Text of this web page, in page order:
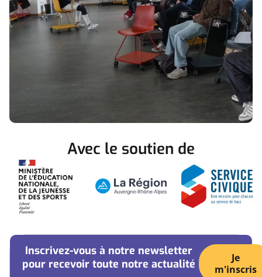
Avec le soutien de
Inscrivez-vous à notre newsletter
pour recevoir toute notre actualité
Je
m'inscris